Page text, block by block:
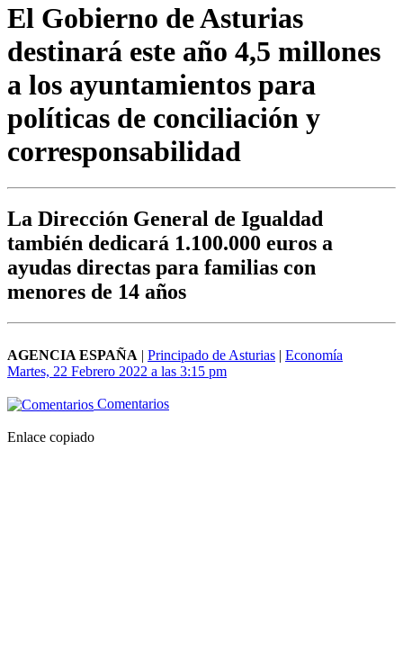
El Gobierno de Asturias
destinará este año 4,5 millones
a los ayuntamientos para
políticas de conciliación y
corresponsabilidad
La Dirección General de Igualdad
también dedicará 1.100.000 euros a
ayudas directas para familias con
menores de 14 años
AGENCIA ESPAÑA | Principado de Asturias | Economía
Martes, 22 Febrero 2022 a las 3:15 pm
Comentarios
Enlace copiado